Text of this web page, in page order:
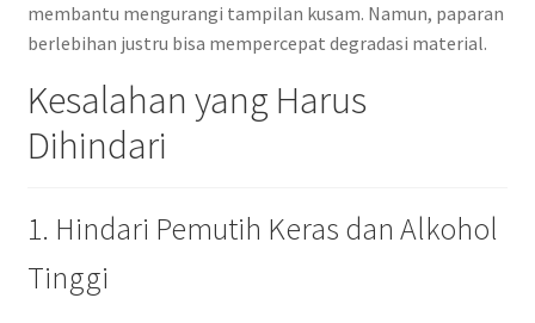
membantu mengurangi tampilan kusam. Namun, paparan
berlebihan justru bisa mempercepat degradasi material.
Kesalahan yang Harus
Dihindari
1. Hindari Pemutih Keras dan Alkohol
Tinggi